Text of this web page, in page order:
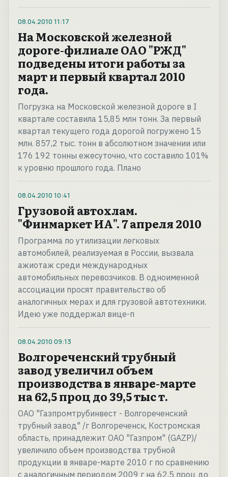
08.04.2010 11:17
На Московской железной
дороге-филиале ОАО "РЖД"
подведены итоги работы за
март и первый квартал 2010
года.
Погрузка на Московской железной дороге в I
квартале составила 15,85 млн тонн. За первый
квартал текущего года дорогой погружено 15
млн. 857,2 тыс. тонн в абсолютном значении или
176 192 тонны ежесуточно, что составило 101%
к уровню прошлого года. Плано
08.04.2010 10:41
Грузовой автохлам.
"Финмаркет ИА". 7 апреля 2010
Программа по утилизации легковых
автомобилей, реализуемая в России, вызвала
ажиотаж среди международных
автомобильных перевозчиков. В одноименной
ассоциации просят правительство об
аналогичных мерах и для грузовой автотехники.
Идею уже поддержал вице-п
08.04.2010 09:13
Волгореченский трубный
завод увеличил объем
производства в январе-марте
на 62,5 проц до 39,5 тыс т.
ОАО "Газпромтрубинвест - Волгореченский
трубный завод" /г Волгореченск, Костромская
область, принадлежит ОАО "Газпром" (GAZP)/
увеличило объем производства трубной
продукции в январе-марте 2010 г по сравнению
с аналогичным периодом 2009 г на 62,5 проц до